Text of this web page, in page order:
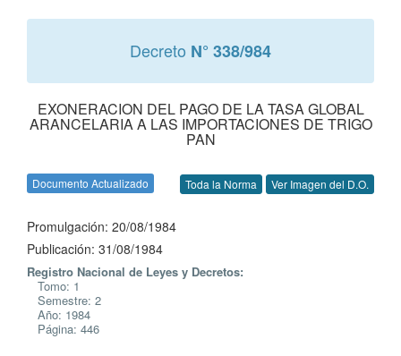
Decreto N° 338/984
EXONERACION DEL PAGO DE LA TASA GLOBAL
ARANCELARIA A LAS IMPORTACIONES DE TRIGO
PAN
Documento Actualizado Toda la Norma Ver Imagen del D.O.
Promulgación: 20/08/1984
Publicación: 31/08/1984
Registro Nacional de Leyes y Decretos:
Tomo: 1
Semestre: 2
Año: 1984
Página: 446